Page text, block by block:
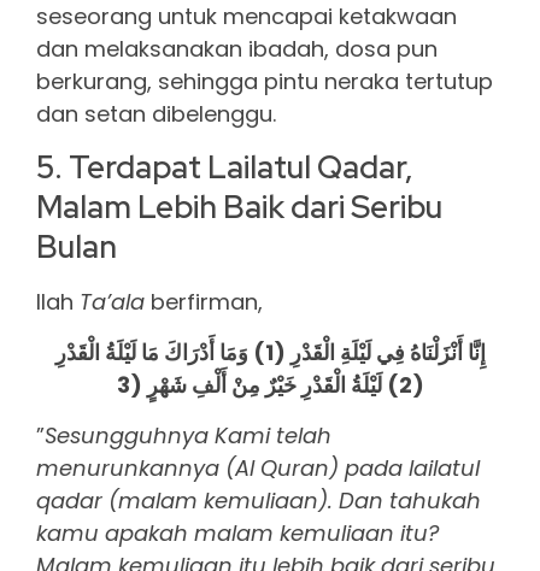
seseorang untuk mencapai ketakwaan
dan melaksanakan ibadah, dosa pun
berkurang, sehingga pintu neraka tertutup
dan setan dibelenggu.
5. Terdapat Lailatul Qadar,
Malam Lebih Baik dari Seribu
Bulan
llah Ta’ala berfirman,
إِنَّا أَنْزَلْنَاهُ فِي لَيْلَةِ الْقَدْرِ (1) وَمَا أَدْرَاكَ مَا لَيْلَةُ الْقَدْرِ
(2) لَيْلَةُ الْقَدْرِ خَيْرٌ مِنْ أَلْفِ شَهْرٍ (3
”Sesungguhnya Kami telah
menurunkannya (Al Quran) pada lailatul
qadar (malam kemuliaan). Dan tahukah
kamu apakah malam kemuliaan itu?